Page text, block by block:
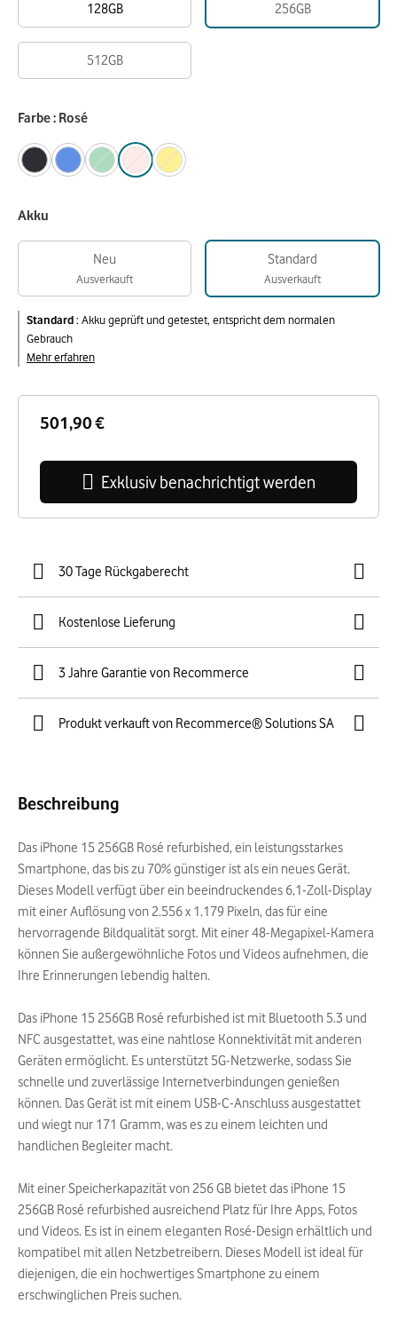
501,90 €
Exklusiv benachrichtigt werden
128GB 256GB
512GB
Farbe : Rosé
Akku
Neu
Ausverkauft
Standard
Ausverkauft
Standard: Akku geprüft und getestet, entspricht dem normalen
Gebrauch
Mehr erfahren
30 Tage Rückgaberecht
Kostenlose Lieferung
3 Jahre Garantie von Recommerce
Produkt verkauft von Recommerce® Solutions SA
Beschreibung
Das iPhone 15 256GB Rosé refurbished, ein leistungsstarkes
Smartphone, das bis zu 70% günstiger ist als ein neues Gerät.
Dieses Modell verfügt über ein beeindruckendes 6,1-Zoll-Display
mit einer Auflösung von 2.556 x 1.179 Pixeln, das für eine
hervorragende Bildqualität sorgt. Mit einer 48-Megapixel-Kamera
können Sie außergewöhnliche Fotos und Videos aufnehmen, die
Ihre Erinnerungen lebendig halten.
Das iPhone 15 256GB Rosé refurbished ist mit Bluetooth 5.3 und
NFC ausgestattet, was eine nahtlose Konnektivität mit anderen
Geräten ermöglicht. Es unterstützt 5G-Netzwerke, sodass Sie
schnelle und zuverlässige Internetverbindungen genießen
können. Das Gerät ist mit einem USB-C-Anschluss ausgestattet
und wiegt nur 171 Gramm, was es zu einem leichten und
handlichen Begleiter macht.
Mit einer Speicherkapazität von 256 GB bietet das iPhone 15
256GB Rosé refurbished ausreichend Platz für Ihre Apps, Fotos
und Videos. Es ist in einem eleganten Rosé-Design erhältlich und
kompatibel mit allen Netzbetreibern. Dieses Modell ist ideal für
diejenigen, die ein hochwertiges Smartphone zu einem
erschwinglichen Preis suchen.